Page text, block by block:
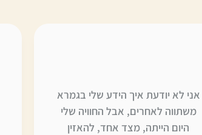
אני לא יודעת איך הידע שלי בגמרא
משתווה לאחרים, אבל החוויה שלי
היום הייתה, מצד אחד, להאזין